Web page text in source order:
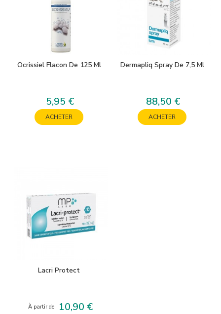
Ocrissiel Flacon De 125 Ml
Prix
5,95 €
ACHETER
Dermapliq Spray De 7,5 Ml
Prix
88,50 €
ACHETER
Lacri Protect
À partir de Prix
10,90 €